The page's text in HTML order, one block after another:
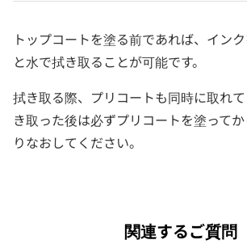
トップコートを塗る前であれば、イン
と水で拭き取ることが可能です。
拭き取る際、プリコートも同時に取れ
き取った後は必ずプリコートを塗って
りなおしてください。
関連するご質問